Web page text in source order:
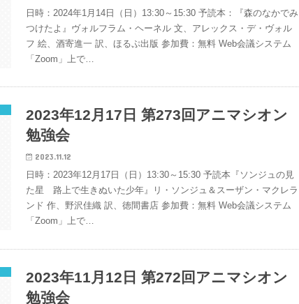
日時：2024年1月14日（日）13:30～15:30 予読本：『森のなかでみ
つけたよ』ヴォルフラム・ヘーネル 文、アレックス・デ・ヴォル
フ 絵、酒寄進一 訳、ほるぷ出版 参加費：無料 Web会議システム
「Zoom」上で…
2023年12月17日 第273回アニマシオン
勉強会
2023.11.12
日時：2023年12月17日（日）13:30～15:30 予読本『ソンジュの見
た星 路上で生きぬいた少年』リ・ソンジュ＆スーザン・マクレラ
ンド 作、野沢佳織 訳、徳間書店 参加費：無料 Web会議システム
「Zoom」上で…
2023年11月12日 第272回アニマシオン
勉強会